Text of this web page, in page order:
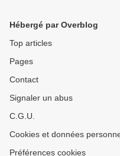
Hébergé par Overblog
Top articles
Pages
Contact
Signaler un abus
C.G.U.
Cookies et données
Préférences cookies